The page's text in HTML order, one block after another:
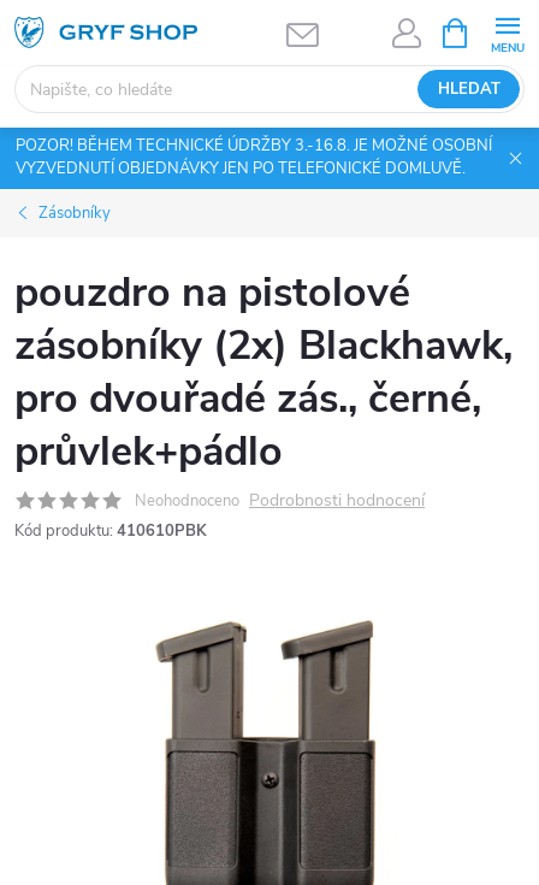
Přejít
na
obsah
HLEDAT
NÁKUPNÍ
KOŠÍK
POZOR! BĚHEM TECHNICKÉ ÚDRŽBY 3.-16.8. JE MOŽNÉ OSOBNÍ
VYZVEDNUTÍ OBJEDNÁVKY JEN PO TELEFONICKÉ DOMLUVĚ.
Zásobníky
pouzdro na pistolové
zásobníky (2x) Blackhawk,
pro dvouřadé zás., černé,
průvlek+pádlo
Neohodnoceno Podrobnosti hodnocení
Kód produktu: 410610PBK